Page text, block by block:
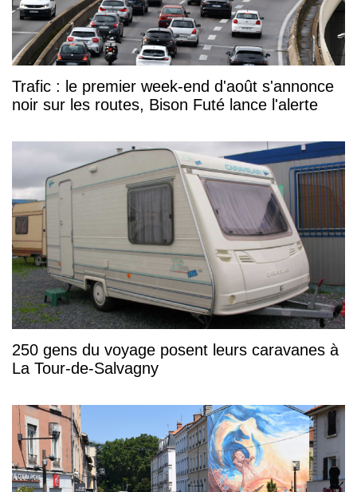
Trafic : le premier week-end d'août s'annonce
noir sur les routes, Bison Futé lance l'alerte
250 gens du voyage posent leurs caravanes à
La Tour-de-Salvagny